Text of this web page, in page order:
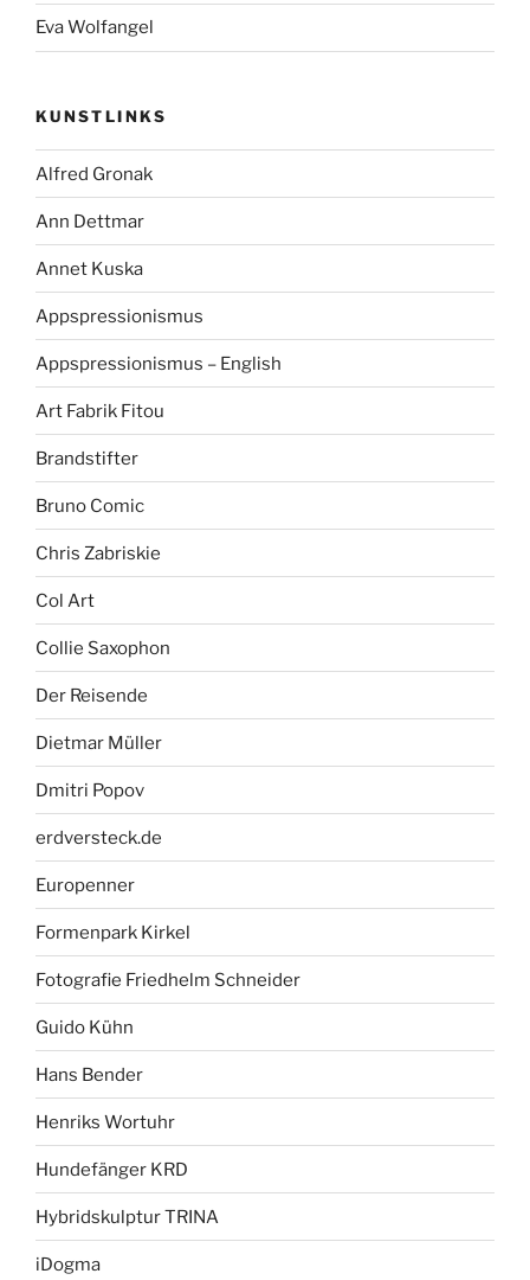
Eva Wolfangel
KUNSTLINKS
Alfred Gronak
Ann Dettmar
Annet Kuska
Appspressionismus
Appspressionismus – English
Art Fabrik Fitou
Brandstifter
Bruno Comic
Chris Zabriskie
Col Art
Collie Saxophon
Der Reisende
Dietmar Müller
Dmitri Popov
erdversteck.de
Europenner
Formenpark Kirkel
Fotografie Friedhelm Schneider
Guido Kühn
Hans Bender
Henriks Wortuhr
Hundefänger KRD
Hybridskulptur TRINA
iDogma